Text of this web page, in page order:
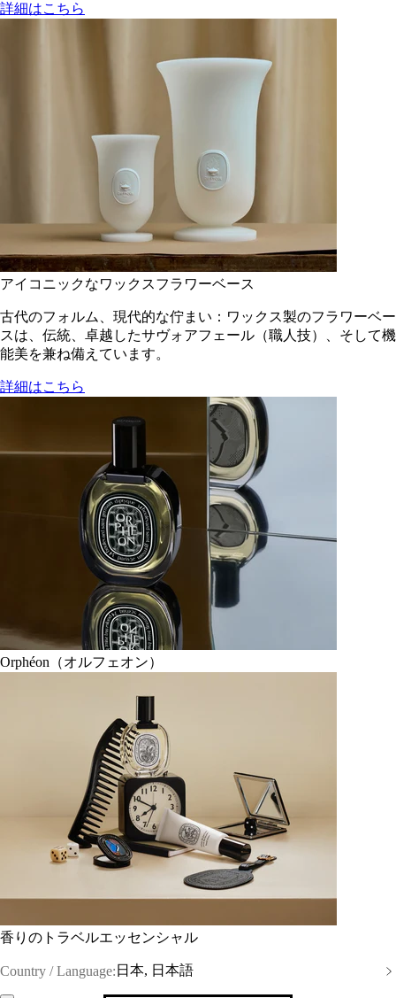
詳細はこちら
アイコニックなワックスフラワーベース
古代のフォルム、現代的な佇まい：ワックス製のフラワーベー
スは、伝統、卓越したサヴォアフェール（職人技）、そして機
能美を兼ね備えています。
詳細はこちら
Orphéon（オルフェオン）
香りのトラベルエッセンシャル
Country / Language: 日本, 日本語